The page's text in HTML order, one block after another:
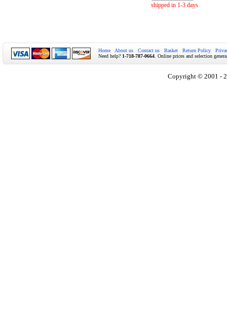
shipped in 1-3 days
Home About us Contact us Basket Return Policy
Need help? 1-718-787-0664 . Online prices and selection
Copyright © 2001 -